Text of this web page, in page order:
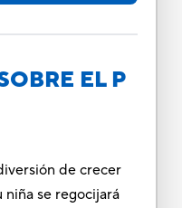
EL P
de crecer
niña se regocijará